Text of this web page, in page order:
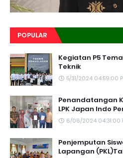
POPULAR
Kegiatan P5
Teknik
5/31/2024 04:59:00
Penandatangan
LPK Japan Indo
6/06/2024 04:31:00
Penjemputan
Lapangan